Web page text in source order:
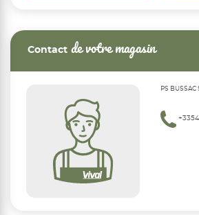
Contact de votre magasin
PS BUSSAC